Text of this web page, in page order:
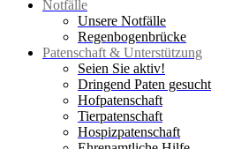
Notfälle
Unsere Notfälle
Regenbogenbrücke
Patenschaft & Unterstützung
Seien Sie aktiv!
Dringend Paten gesucht
Hofpatenschaft
Tierpatenschaft
Hospizpatenschaft